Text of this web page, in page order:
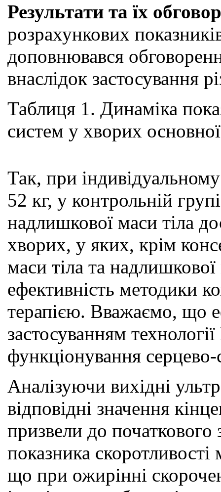
Результати та їх
розрахункових
доповнювався
внаслідок застосування
Таблиця 1. Динаміка
систем у хворих
Так, при індивідуальному
52 кг, у контрольній
надлишкової маси тіла
хворих, у яких, крім
маси тіла та
ефективність методики
терапією. Вважаємо, що
застосуванням
функціонування
Аналізуючи вихідні
відповідні значення
призвели до
показника
що при ожирінні